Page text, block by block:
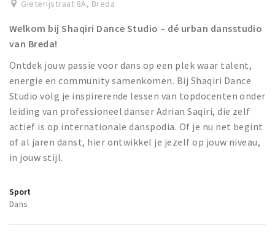
Musea, theaters & podia
Uitjes & activiteiten
Toeristische routes
Natuurgebieden
Baroniepoorten
Sport
Privacy
Gieterijstraat 8A, Breda
Welkom bij Shaqiri Dance Studio – dé urban dansstudio
van Breda!
Ontdek jouw passie voor dans op een plek waar talent,
energie en community samenkomen. Bij Shaqiri Dance
Studio volg je inspirerende lessen van topdocenten onder
leiding van professioneel danser Adrian Saqiri, die zelf
actief is op internationale danspodia. Of je nu net begint
of al jaren danst, hier ontwikkel je jezelf op jouw niveau,
in jouw stijl.
Sport
Dans